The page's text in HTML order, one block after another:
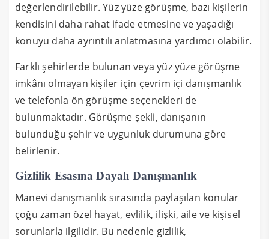
değerlendirilebilir. Yüz yüze görüşme, bazı kişilerin
kendisini daha rahat ifade etmesine ve yaşadığı
konuyu daha ayrıntılı anlatmasına yardımcı olabilir.
Farklı şehirlerde bulunan veya yüz yüze görüşme
imkânı olmayan kişiler için çevrim içi danışmanlık
ve telefonla ön görüşme seçenekleri de
bulunmaktadır. Görüşme şekli, danışanın
bulunduğu şehir ve uygunluk durumuna göre
belirlenir.
Gizlilik Esasına Dayalı Danışmanlık
Manevi danışmanlık sırasında paylaşılan konular
çoğu zaman özel hayat, evlilik, ilişki, aile ve kişisel
sorunlarla ilgilidir. Bu nedenle gizlilik,